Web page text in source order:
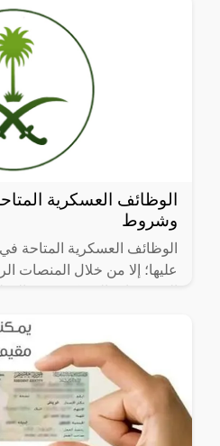
وشروط
الوظائف العسكرية المتاحة في
عليها؛ إلا من خلال المنصات